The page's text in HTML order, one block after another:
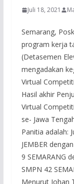
Juli 18, 2021
Semarang,
program kerja
(Detasemen
mengadakan
Virtual
Hasil akhir
Virtual
se- Jawa
Panitia adalah:
JEMBER
9 SEMARANG
SMPN 42
Menurut Johan